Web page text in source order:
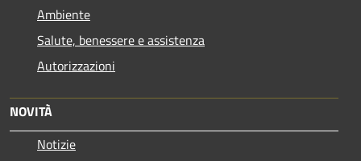
Ambiente
Salute, benessere e assistenza
Autorizzazioni
NOVITÀ
Notizie